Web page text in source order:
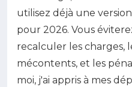
utilisez déjà une
pour 2026. Vous
recalculer les charges,
mécontents, et les
moi, j'ai appris à mes